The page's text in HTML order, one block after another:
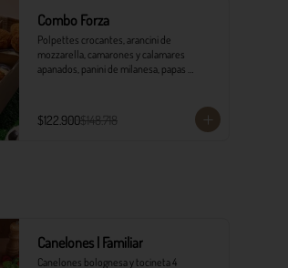
Combo Forza
Polpettes crocantes, arancini de
mozzarella, camarones y calamares
apanados, panini de milanesa, papas
$122.900$148.718
Canelones | Familiar
Canelones bolognesa y tocineta 4